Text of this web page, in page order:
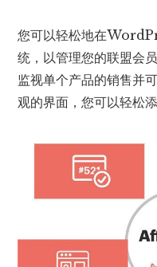
您可以轻松地在
统，以管理您的联盟会
监视单个产品的销售并
观的界面，您可以轻松